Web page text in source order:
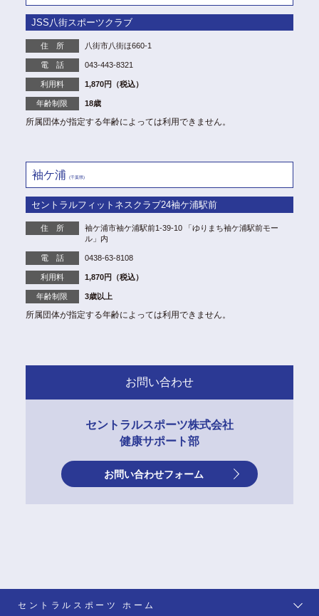
JSS八街スポーツクラブ
住 所 八街市八街ほ660-1
電 話 043-443-8321
利用料 1,870円（税込）
年齢制限 18歳
所属団体が指定する年齢によっては利用できません。
袖ケ浦 (千葉県)
セントラルフィットネスクラブ24袖ケ浦駅前
住 所
袖ケ浦市袖ケ浦駅前1-39-10 「ゆりまち袖ケ浦駅前モー
ル」内
電 話 0438-63-8108
利用料 1,870円（税込）
年齢制限 3歳以上
所属団体が指定する年齢によっては利用できません。
お問い合わせ
セントラルスポーツ株式会社
健康サポート部
お問い合わせフォーム
セントラルスポーツ ホーム